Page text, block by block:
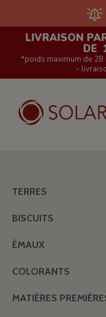
LIVRAISON
DE
*poids maximum de
-
TERRES
BISCUITS
ÉMAUX
COLORANTS
MATIÈRES